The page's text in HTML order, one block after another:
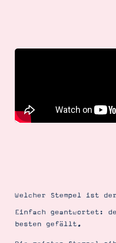
Welcher Stempel ist
Einfach geantwortet:
besten gefällt.